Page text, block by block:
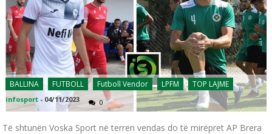
BALLINA FUTBOLL Futboll Vendor LPFM TOP LAJME
infosport - 04/11/2023 0
Të shtunën Voska Sport në terren vendas do të mirëpret AP Brera